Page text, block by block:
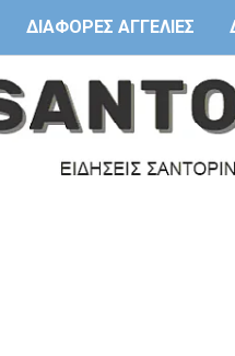
ΔΙΑΦΟΡΕΣ ΑΓΓΕΛΙΕΣ